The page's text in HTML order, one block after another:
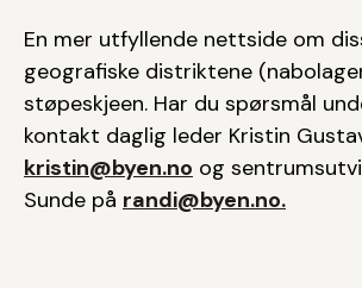
En mer utfyllende nettside om
geografiske distriktene
støpeskjeen. Har du spørsmål
kontakt daglig leder Kristin
kristin@byen.no og
Sunde på randi@byen.no.